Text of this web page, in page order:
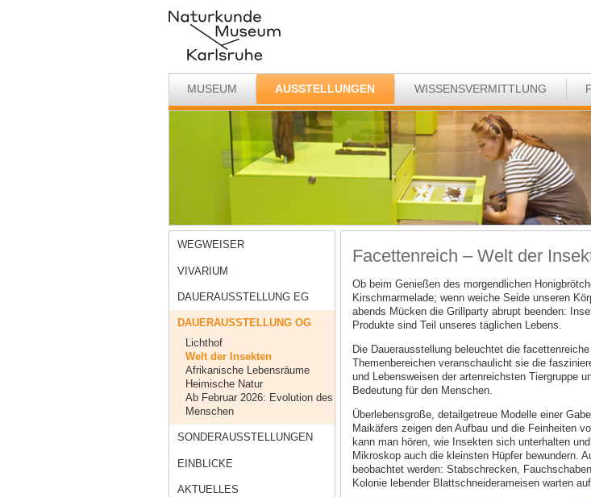
MUSEUM AUSSTELLUNGEN WISSENSVERMITTLUNG
WEGWEISER
VIVARIUM
DAUERAUSSTELLUNG EG
DAUERAUSSTELLUNG OG
Lichthof
Welt der Insekten
Afrikanische Lebensräume
Heimische Natur
Ab Februar 2026: Evolution des
Menschen
SONDERAUSSTELLUNGEN
EINBLICKE
AKTUELLES
Facettenreich – Welt der
Ob beim Genießen des morgendlichen
Kirschmarmelade; wenn weiche Seide unseren
abends Mücken die Grillparty abrupt beenden:
Produkte sind Teil unseres täglichen Lebens.
Die Dauerausstellung beleuchtet die
Themenbereichen veranschaulicht sie die
und Lebensweisen der artenreichsten Tiergruppe
Bedeutung für den Menschen.
Überlebensgroße, detailgetreue Modelle einer
Maikäfers zeigen den Aufbau und die Feinheiten
kann man hören, wie Insekten sich unterhalten
Mikroskop auch die kleinsten Hüpfer bewundern.
beobachtet werden: Stabschrecken,
Kolonie lebender Blattschneiderameisen warten